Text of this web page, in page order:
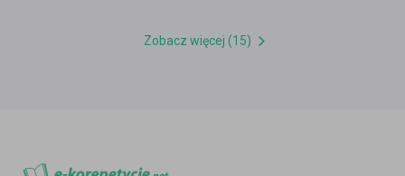
Zobacz więcej (15)